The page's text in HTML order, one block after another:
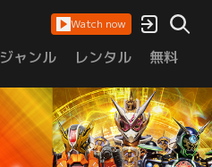
Watch now
ジャンル レンタル 無料